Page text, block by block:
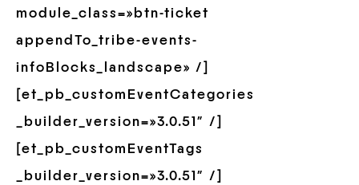
module_class=»btn-ticket
appendTo_tribe-events-
infoBlocks_landscape» /]
[et_pb_customEventCategories
_builder_version=»3.0.51″ /]
[et_pb_customEventTags
_builder_version=»3.0.51″ /]